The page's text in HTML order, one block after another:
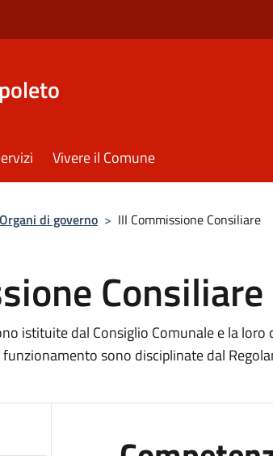
Vivere il Comune
Organi di governo > III Commissione Consiliare
Consiliare
istituite dal Consiglio Comunale e la loro
sono disciplinate dal